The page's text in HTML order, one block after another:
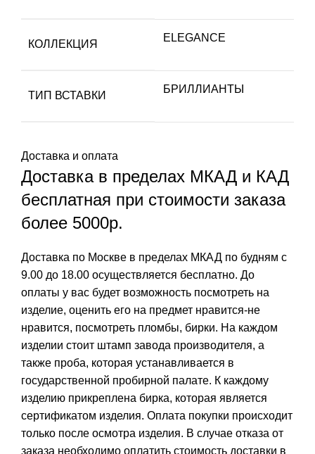
КОЛЛЕКЦИЯ
ELEGANCE
ТИП ВСТАВКИ
БРИЛЛИАНТЫ
Доставка и оплата
Доставка в пределах МКАД и КАД
бесплатная при стоимости заказа
более 5000р.
Доставка по Москве в пределах МКАД по будням с
9.00 до 18.00 осуществляется бесплатно. До
оплаты у вас будет возможность посмотреть на
изделие, оценить его на предмет нравится-не
нравится, посмотреть пломбы, бирки. На каждом
изделии стоит штамп завода производителя, а
также проба, которая устанавливается в
государственной пробирной палате. К каждому
изделию прикреплена бирка, которая является
сертификатом изделия. Оплата покупки происходит
только после осмотра изделия. В случае отказа от
заказа необходимо оплатить стоимость доставки в